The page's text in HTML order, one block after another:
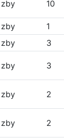
zby 10
zby 1
zby 3
zby 3
zby 2
zby 2